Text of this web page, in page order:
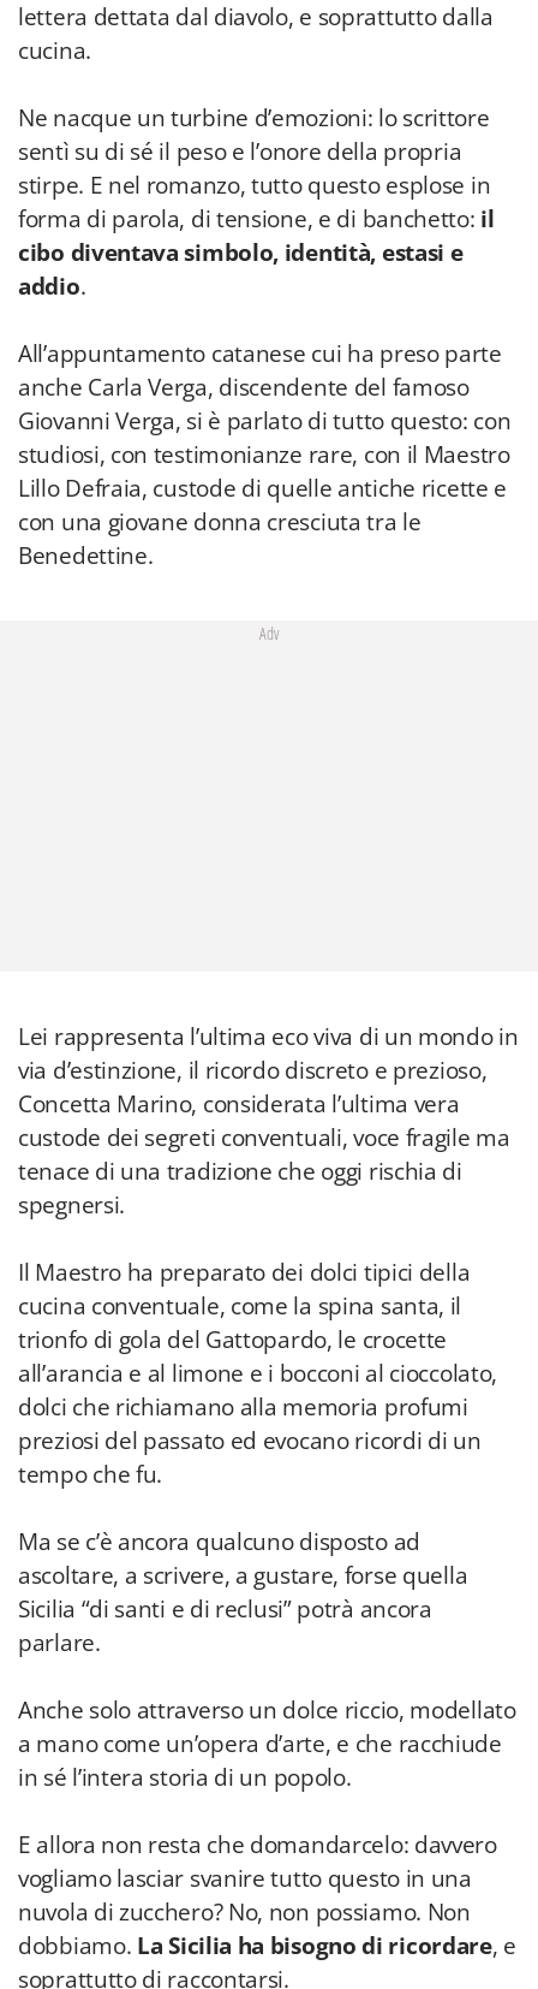
lettera dettata dal diavolo, e soprattutto dalla
cucina.
Ne nacque un turbine d’emozioni: lo scrittore
sentì su di sé il peso e l’onore della propria
stirpe. E nel romanzo, tutto questo esplose in
forma di parola, di tensione, e di banchetto: il
cibo diventava simbolo, identità, estasi e
addio.
All’appuntamento catanese cui ha preso parte
anche Carla Verga, discendente del famoso
Giovanni Verga, si è parlato di tutto questo: con
studiosi, con testimonianze rare, con il Maestro
Lillo Defraia, custode di quelle antiche ricette e
con una giovane donna cresciuta tra le
Benedettine.
Adv
Lei rappresenta l’ultima eco viva di un mondo in
via d’estinzione, il ricordo discreto e prezioso,
Concetta Marino, considerata l’ultima vera
custode dei segreti conventuali, voce fragile ma
tenace di una tradizione che oggi rischia di
spegnersi.
Il Maestro ha preparato dei dolci tipici della
cucina conventuale, come la spina santa, il
trionfo di gola del Gattopardo, le crocette
all’arancia e al limone e i bocconi al cioccolato,
dolci che richiamano alla memoria profumi
preziosi del passato ed evocano ricordi di un
tempo che fu.
Ma se c’è ancora qualcuno disposto ad
ascoltare, a scrivere, a gustare, forse quella
Sicilia “di santi e di reclusi” potrà ancora
parlare.
Anche solo attraverso un dolce riccio, modellato
a mano come un’opera d’arte, e che racchiude
in sé l’intera storia di un popolo.
E allora non resta che domandarcelo: davvero
vogliamo lasciar svanire tutto questo in una
nuvola di zucchero? No, non possiamo. Non
dobbiamo. La Sicilia ha bisogno di ricordare, e
soprattutto di raccontarsi.